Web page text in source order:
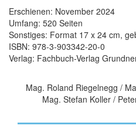
Erschienen: November 2024
Umfang: 520 Seiten
Sonstiges: Format 17 x 24 cm,
ISBN: 978-3-903342-20-0
Verlag: Fachbuch-Verlag
Mag. Roland Riegelnegg /
Mag. Stefan Koller /